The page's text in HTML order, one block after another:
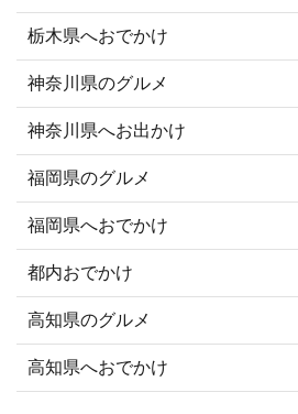
栃木県へおでかけ
神奈川県のグルメ
神奈川県へお出かけ
福岡県のグルメ
福岡県へおでかけ
都内おでかけ
高知県のグルメ
高知県へおでかけ